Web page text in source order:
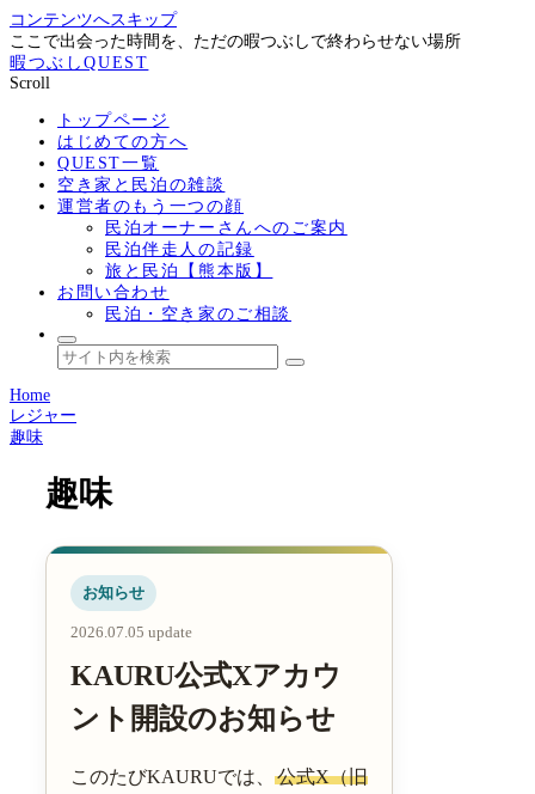
コンテンツへスキップ
ここで出会った時間を、ただの暇つぶしで終わらせない場所
暇つぶしQUEST
Scroll
トップページ
はじめての方へ
QUEST一覧
空き家と民泊の雑談
運営者のもう一つの顔
民泊オーナーさんへのご案内
民泊伴走人の記録
旅と民泊【熊本版】
お問い合わせ
民泊・空き家のご相談
Home
レジャー
趣味
趣味
お知らせ
2026.07.05 update
KAURU公式Xアカウ
ント開設のお知らせ
このたびKAURUでは、公式X（旧